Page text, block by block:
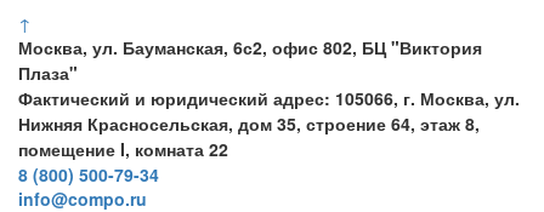
↑
Москва, ул. Бауманская, 6с2, офис 802, БЦ "Виктория
Плаза"
Фактический и юридический адрес: 105066, г. Москва, ул.
Нижняя Красносельская, дом 35, строение 64, этаж 8,
помещение I, комната 22
8 (800) 500-79-34
info@compo.ru